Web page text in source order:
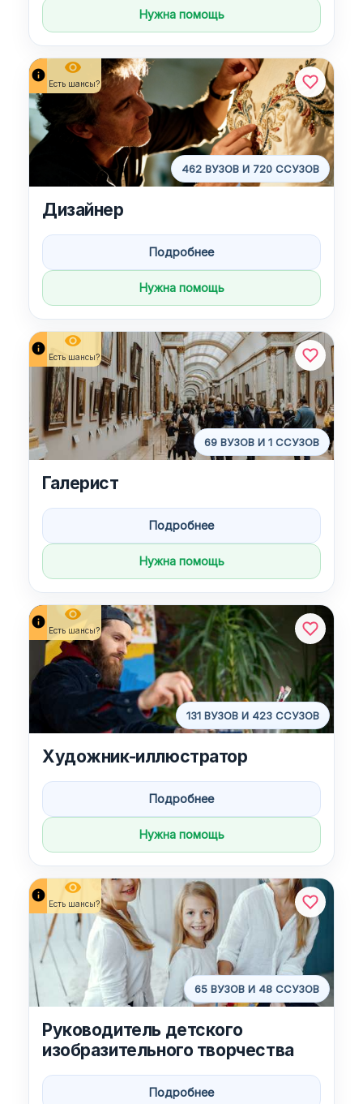
Нужна помощь
info remove_red_eye
Есть шансы?
462 ВУЗОВ И 720 ССУЗОВ
Дизайнер
Подробнее
Нужна помощь
info remove_red_eye
Есть шансы?
69 ВУЗОВ И 1 ССУЗОВ
Галерист
Подробнее
Нужна помощь
info remove_red_eye
Есть шансы?
131 ВУЗОВ И 423 ССУЗОВ
Художник-иллюстратор
Подробнее
Нужна помощь
info remove_red_eye
Есть шансы?
65 ВУЗОВ И 48 ССУЗОВ
Руководитель детского
изобразительного творчества
Подробнее